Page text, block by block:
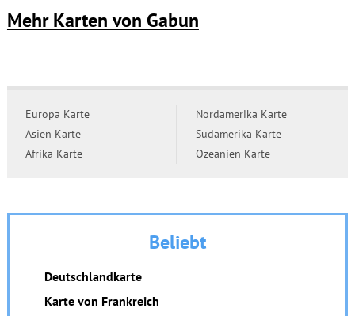
Mehr Karten von Gabun
Europa Karte
Asien Karte
Afrika Karte
Nordamerika Karte
Südamerika Karte
Ozeanien Karte
Beliebt
Deutschlandkarte
Karte von Frankreich